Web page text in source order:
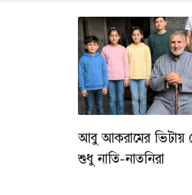
আবু আকরামের ভিটায়
শুধু নাতি-নাতনিরা